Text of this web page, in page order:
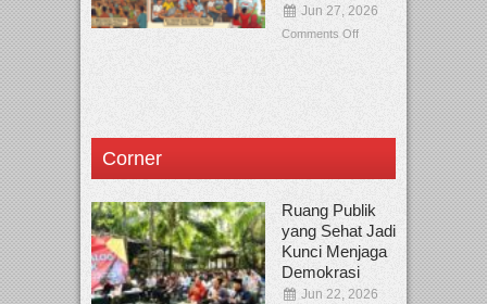
Jun 27, 2026
Comments Off
Corner
Ruang Publik
yang Sehat Jadi
Kunci Menjaga
Demokrasi
Jun 22, 2026